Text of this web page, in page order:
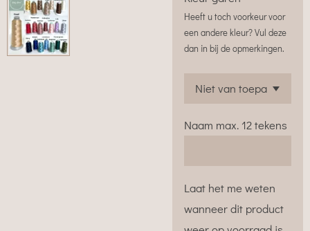
Heeft u toch voorkeur voor
een andere kleur? Vul deze
dan in bij de opmerkingen.
Naam max. 12 tekens
Laat het me weten
wanneer dit product